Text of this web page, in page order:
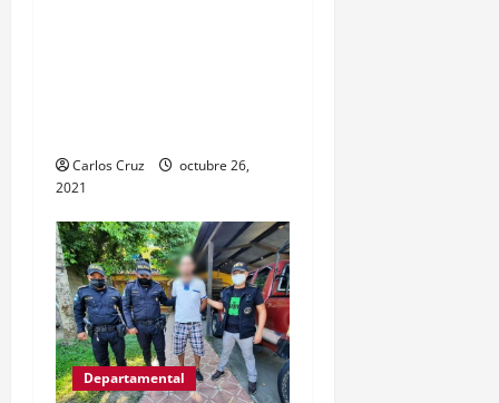
Carlos Cruz
octubre 26,
2021
Departamental